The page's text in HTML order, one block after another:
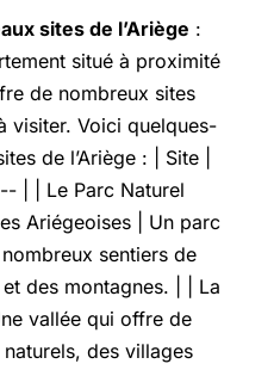
sites de l’Ariège :
situé à proximité
de nombreux sites
visiter. Voici quelques-
de l’Ariège : | Site |
| | Le Parc Naturel
Ariégeoises | Un parc
sentiers de
des montagnes. | | La
vallée qui offre de
des villages